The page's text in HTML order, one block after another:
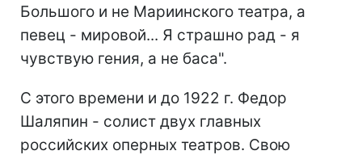
Большого и не Мариинского театра, а
певец - мировой... Я страшно рад - я
чувствую гения, а не баса".
С этого времени и до 1922 г. Федор
Шаляпин - солист двух главных
российских оперных театров. Свою